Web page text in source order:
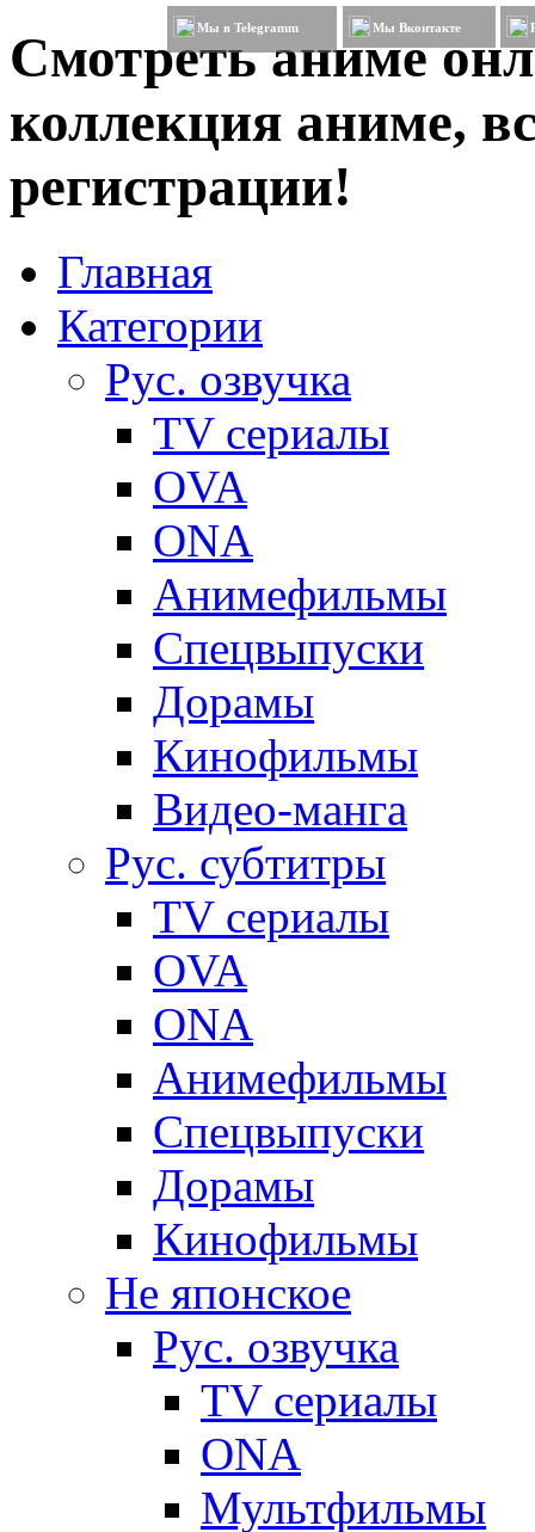
Смотреть аниме
коллекция аниме,
регистрации!
Мы в Telegramm Мы Вконтакте
Главная
Категории
Рус. озвучка
TV сериалы
OVA
ONA
Анимефильмы
Спецвыпуски
Дорамы
Кинофильмы
Видео-манга
Рус. субтитры
TV сериалы
OVA
ONA
Анимефильмы
Спецвыпуски
Дорамы
Кинофильмы
Не японское
Рус. озвучка
TV сериалы
ONA
Мультфильмы